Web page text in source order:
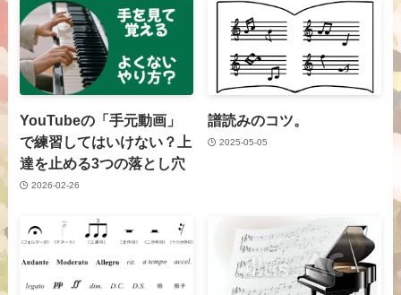
YouTubeの「手元動画」
で練習してはいけない？上
達を止める3つの落とし穴
2026-02-26
譜読みのコツ。
2025-05-05